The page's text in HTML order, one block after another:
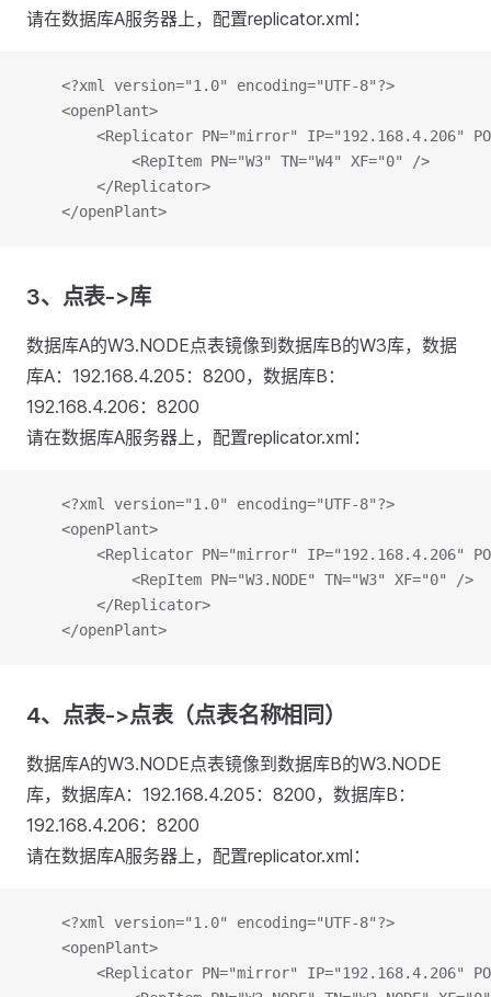
请在数据库A服务器上，配置replicator.xml：
	<?xml version="1.0" encoding="UTF-8"?>
	<openPlant>
<Replicator PN="mirror" IP="192.168.4.206"
			<RepItem PN="W3" TN="W4" XF="0" />
		</Replicator>
	</openPlant>
3、点表->库
数据库A的W3.NODE点表镜像到数据库B的W3库，数据
库A：192.168.4.205：8200，数据库B：
192.168.4.206：8200
请在数据库A服务器上，配置replicator.xml：
	<?xml version="1.0" encoding="UTF-8"?>
	<openPlant>
<Replicator PN="mirror" IP="192.168.4.206"
			<RepItem PN="W3.NODE" TN="W3" XF="0" />
		</Replicator>
	</openPlant>
4、点表->点表（点表名称相同）
数据库A的W3.NODE点表镜像到数据库B的W3.NODE
库，数据库A：192.168.4.205：8200，数据库B：
192.168.4.206：8200
请在数据库A服务器上，配置replicator.xml：
	<?xml version="1.0" encoding="UTF-8"?>
	<openPlant>
<Replicator PN="mirror" IP="192.168.4.206"